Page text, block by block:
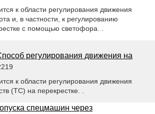
к области регулирования движения
и, в частности, к регулированию
с помощью светофора. .
регулирования движения на
к области регулирования движения
(ТС) на перекрестке. .
спецмашин через